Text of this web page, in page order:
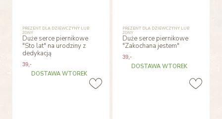
PREZENT DLA DZIEWCZYNY LUB
ŻONY
Duże serce piernikowe
"Sto lat" na urodziny z
dedykacją
39,-
DOSTAWA WTOREK
PREZENT DLA DZIEWCZYNY LUB
ŻONY
Duże serce piernikowe
"Zakochana jestem"
39 ,-
DOSTAWA WTOREK